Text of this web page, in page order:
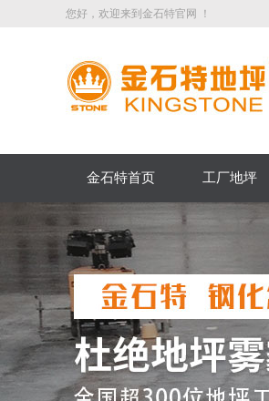
您好，欢迎来到金石特官网 ！
金石特首页 工厂地坪